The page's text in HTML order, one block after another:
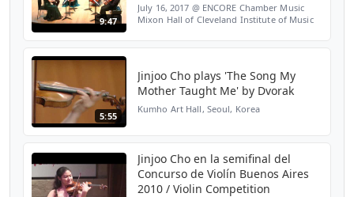
9:47
July 16, 2017 @ ENCORE Chamber Music
Mixon Hall of Cleveland Institute of Music
5:55
Jinjoo Cho plays 'The Song My
Mother Taught Me' by Dvorak
Kumho Art Hall, Seoul, Korea
Jinjoo Cho en la semifinal del
Concurso de Violín Buenos Aires
2010 / Violin Competition